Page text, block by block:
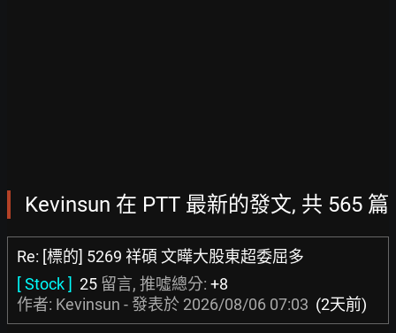
Kevinsun 在 PTT 最新的發文, 共 565 篇
Re: [標的] 5269 祥碩 文曄大股東超委屈多
[ Stock ] 25 留言, 推噓總分: +8
作者: Kevinsun - 發表於 2026/08/06 07:03 (2天前)